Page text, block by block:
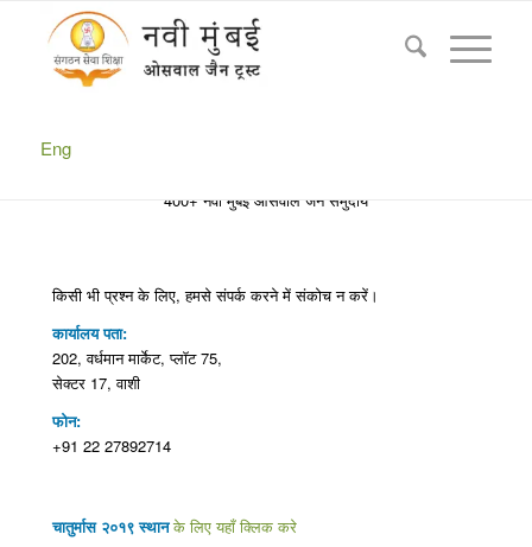
Eng
संपर्क
You are here:
400+ नवी मुंबई ओसवाल जैन समुदाय
किसी भी प्रश्न के लिए, हमसे संपर्क करने में संकोच न करें।
कार्यालय पता:
202, वर्धमान मार्केट, प्लॉट 75,
सेक्टर 17, वाशी
फोन:
+91 22 27892714
चातुर्मास २०१९ स्थानके लिए यहाँ क्लिक करे